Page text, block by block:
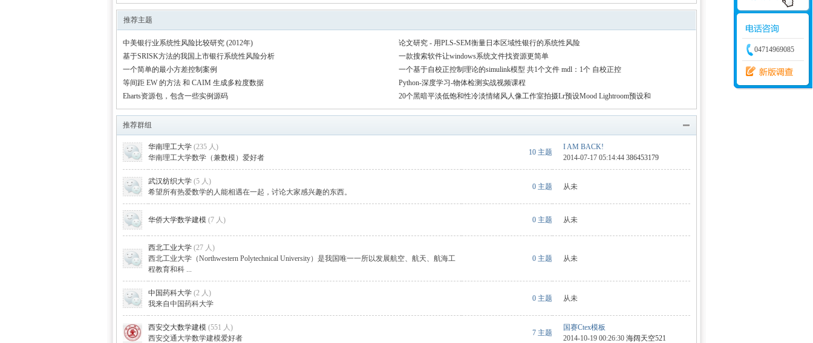
成绩 挑战赛
数学
建模
社
»
推荐主题
中美银行业系统性风险比较研究 (2012年)
论文研究 - 用PLS-SEM衡量日本区域性银行的系统性风险
基于SRISK方法的我国上市银行系统性风险分析
一款搜索软件让windows系统文件找资源更简单
一个简单的最小方差控制案例
一个基于自校正控制理论的simulink模型 共1个文件 mdl：1个 自校正控
等间距 EW 的方法 和 CAIM 生成多粒度数据
Python-深度学习-物体检测实战视频课程
Eharts资源包，包含一些实例源码
20个黑暗平淡低饱和性冷淡情绪风人像工作室拍摄Lr预设Mood Lightroom预设和
LUT.zip
推荐群组
华南理工大学 (235 人)
华南理工大学数学（兼数模）爱好者
10 主题
I AM BACK!
2014-07-17 05:14:44 386453179
武汉纺织大学 (5 人)
希望所有热爱数学的人能相遇在一起，讨论大家感兴趣的东西。
0 主题 从未
华侨大学数学建模 (7 人) 0 主题 从未
西北工业大学 (27 人)
西北工业大学（Northwestern Polytechnical University）是我国唯一一所以发展航空、航天、航海工
程教育和科 ...
0 主题 从未
中国药科大学 (2 人)
我来自中国药科大学
0 主题 从未
西安交大数学建模 (551 人)
西安交通大学数学建模爱好者
7 主题
国赛Ctex模板
2014-10-19 00:26:30 海阔天空521
04714969085